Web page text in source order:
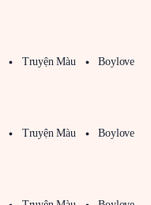
Truyện Màu
Boylove
Truyện Màu
Boylove